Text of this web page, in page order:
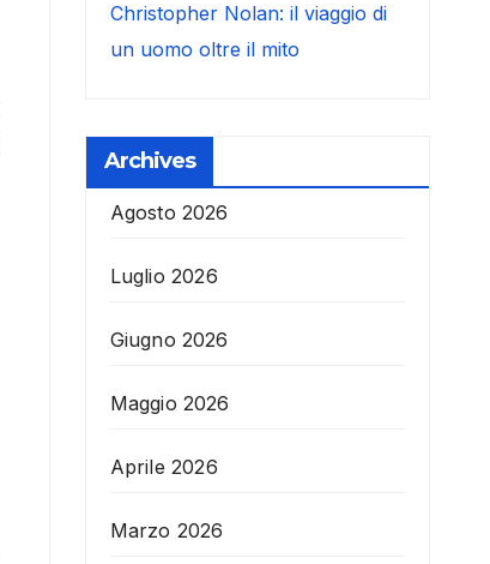
Christopher Nolan: il viaggio di
un uomo oltre il mito
Archives
Agosto 2026
Luglio 2026
Giugno 2026
Maggio 2026
Aprile 2026
Marzo 2026